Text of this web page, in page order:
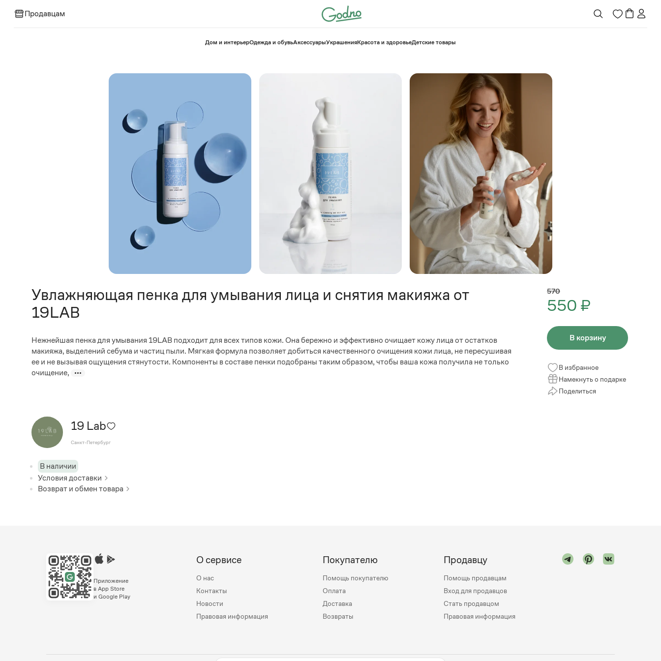
Продавцам
⁠Дом и интерьерОдежда и обувьАксессуарыУкрашенияКрасота и здоровье⁠Детские товары
Увлажняющая пенка для умывания лица и снятия макияжа от
19LAB
Нежнейшая пенка для умывания 19LAB подходит для всех типов кожи. Она бережно и эффективно очищает кожу лица от остатков
макияжа, выделений себума и частиц пыли. Мягкая формула позволяет добиться качественного очищения кожи лица, не пересушивая
ее и не вызывая ощущения стянутости. Компоненты в составе пенки подобраны таким образом, чтобы ваша кожа получила не только
очищение,
19 Lab
Санкт-Петербург
В наличии
Условия доставки
Возврат и обмен товара
570
550 ₽
В корзину
В избранное
Намекнуть о подарке
Поделиться
Приложение
в App Store
и Google Play
О сервисе
О нас
Контакты
Новости
Правовая информация
Покупателю
Помощь покупателю
Оплата
Доставка
Возвраты
Продавцу
Помощь продавцам
Вход для продавцов
Стать продавцом
Правовая информация